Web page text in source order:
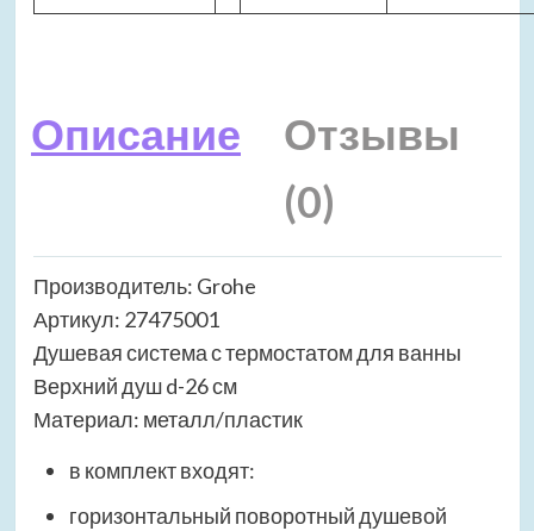
Описание
Отзывы
(0)
Производитель: Grohe
Артикул: 27475001
Душевая система с термостатом для ванны
Верхний душ d-26 см
Материал: металл/пластик
в комплект входят:
горизонтальный поворотный душевой